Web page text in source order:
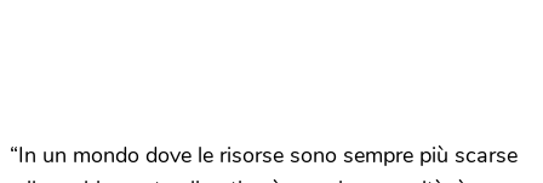
“In un mondo dove le risorse sono sempre più scarse